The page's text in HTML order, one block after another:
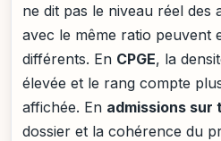
ne dit pas le niveau réel des
avec le même ratio peuvent
différents. En CPGE, la
élevée et le rang compte
affichée. En admissions sur
dossier et la cohérence du